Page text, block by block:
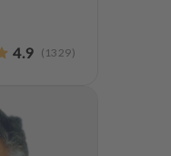
4.9 ( 1329)